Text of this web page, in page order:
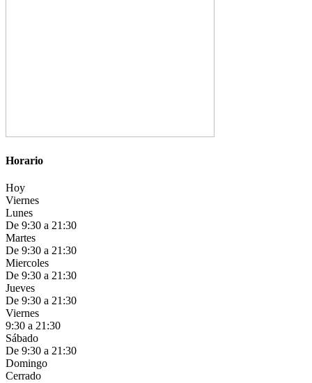
Horario
Hoy
Viernes
Lunes
De 9:30 a 21:30
Martes
De 9:30 a 21:30
Miercoles
De 9:30 a 21:30
Jueves
De 9:30 a 21:30
Viernes
9:30 a 21:30
Sábado
De 9:30 a 21:30
Domingo
Cerrado